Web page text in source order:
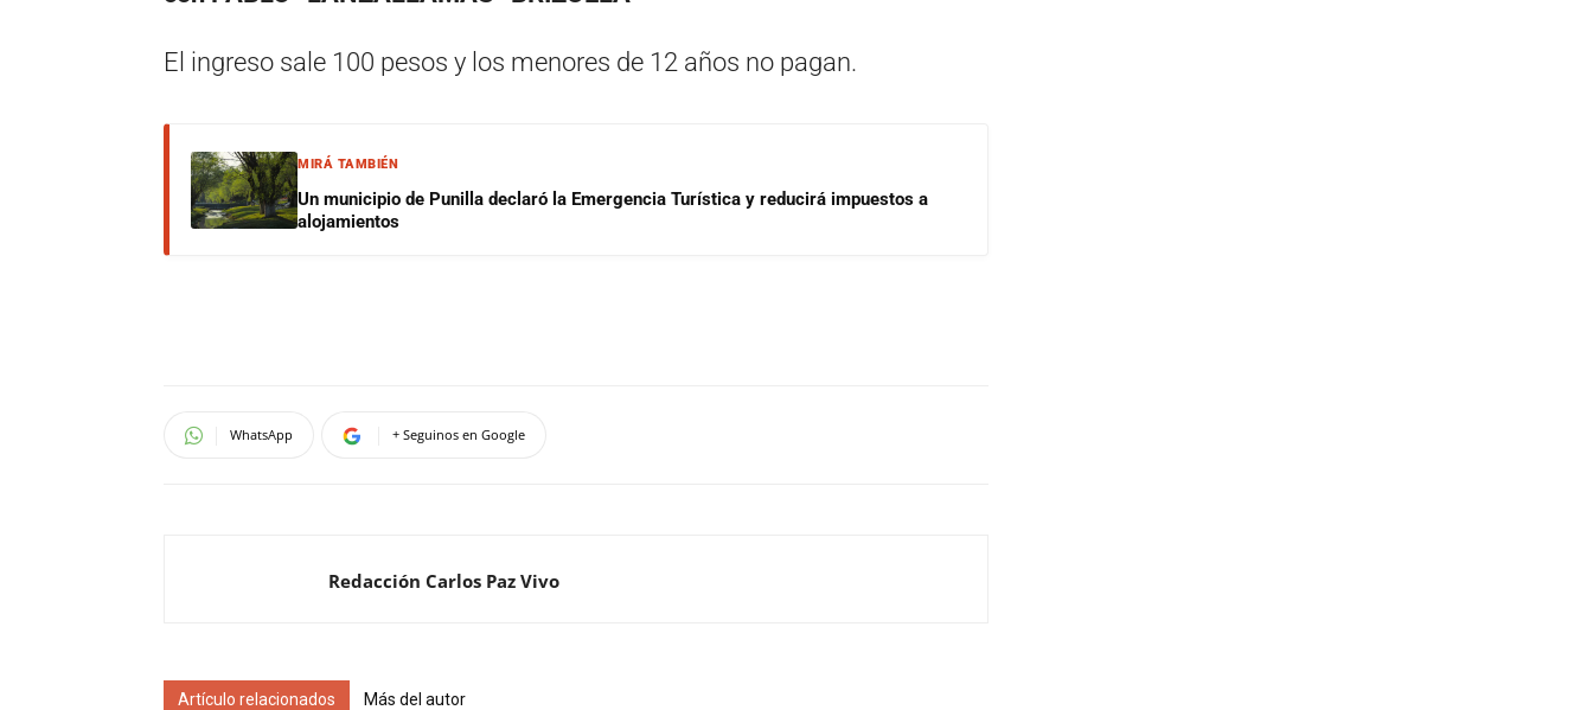
El ingreso sale 100 pesos y los menores de 12 años no pagan.
MIRÁ TAMBIÉN
Un municipio de Punilla declaró la Emergencia Turística y reducirá impuestos a
alojamientos
WhatsApp + Seguinos en Google
Redacción Carlos Paz Vivo
Artículo relacionados Más del autor